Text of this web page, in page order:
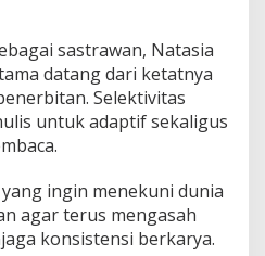
sastrawan, Natasia
datang dari ketatnya
Selektivitas
untuk adaptif sekaligus
ingin menekuni dunia
agar terus mengasah
konsistensi berkarya.